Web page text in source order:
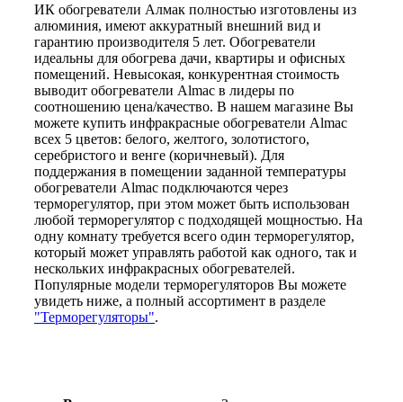
ИК обогреватели Алмак полностью изготовлены из
алюминия, имеют аккуратный внешний вид и
гарантию производителя 5 лет. Обогреватели
идеальны для обогрева дачи, квартиры и офисных
помещений. Невысокая, конкурентная стоимость
выводит обогреватели Almac в лидеры по
соотношению цена/качество. В нашем магазине Вы
можете купить инфракрасные обогреватели Almac
всех 5 цветов: белого, желтого, золотистого,
серебристого и венге (коричневый). Для
поддержания в помещении заданной температуры
обогреватели Almac подключаются через
терморегулятор, при этом может быть использован
любой терморегулятор с подходящей мощностью. На
одну комнату требуется всего один терморегулятор,
который может управлять работой как одного, так и
нескольких инфракрасных обогревателей.
Популярные модели терморегуляторов Вы можете
увидеть ниже, а полный ассортимент в разделе
"Терморегуляторы".